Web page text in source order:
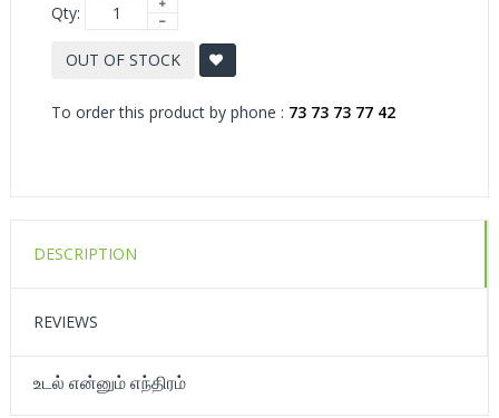
Qty:
OUT OF STOCK
To order this product by phone : 73 73 73 77 42
DESCRIPTION
REVIEWS
உடல் என்னும் எந்திரம்